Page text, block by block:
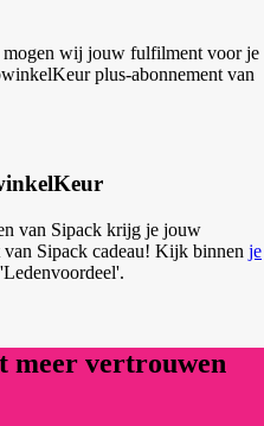
wij jouw fulfilment voor je
plus-abonnement van
van Sipack krijg je jouw
Sipack cadeau! Kijk binnen je
meer vertrouwen